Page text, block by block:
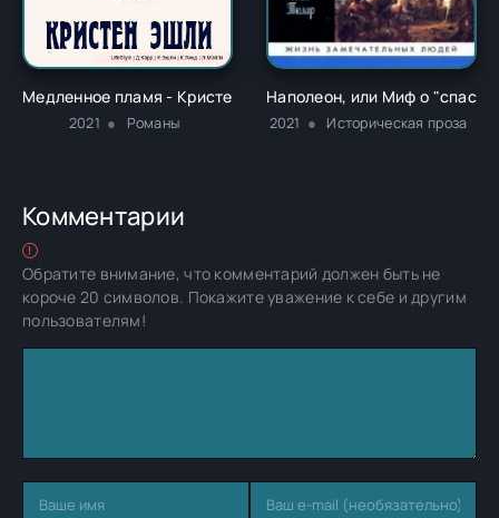
Медленное пламя - Кристен Эшли
2021 Романы
Наполеон, или Миф о
2021 Историческая проза
Комментарии
Обратите внимание, что комментарий должен быть не
короче 20 символов. Покажите уважение к себе и другим
пользователям!